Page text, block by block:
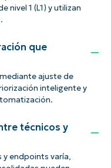
nivel 1 (L1) y utilizan
que
ajuste de
inteligente y
técnicos y
y endpoints varía,